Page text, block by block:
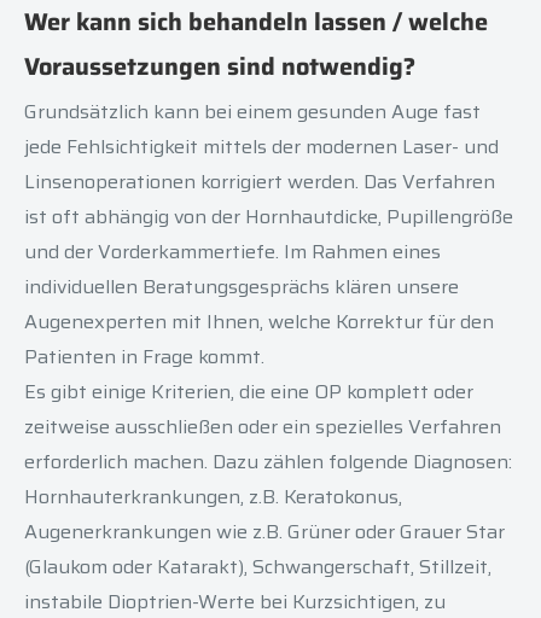
Wer kann sich behandeln lassen / welche
Voraussetzungen sind notwendig?
Grundsätzlich kann bei einem gesunden Auge fast
jede Fehlsichtigkeit mittels der modernen Laser- und
Linsenoperationen korrigiert werden. Das Verfahren
ist oft abhängig von der Hornhautdicke, Pupillengröße
und der Vorderkammertiefe. Im Rahmen eines
individuellen Beratungsgesprächs klären unsere
Augenexperten mit Ihnen, welche Korrektur für den
Patienten in Frage kommt.
Es gibt einige Kriterien, die eine OP komplett oder
zeitweise ausschließen oder ein spezielles Verfahren
erforderlich machen. Dazu zählen folgende Diagnosen:
Hornhauterkrankungen, z.B. Keratokonus,
Augenerkrankungen wie z.B. Grüner oder Grauer Star
(Glaukom oder Katarakt), Schwangerschaft, Stillzeit,
instabile Dioptrien-Werte bei Kurzsichtigen, zu